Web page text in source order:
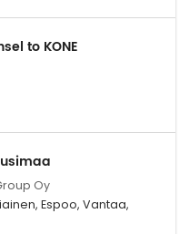
to KONE
Oy
Espoo, Vantaa,